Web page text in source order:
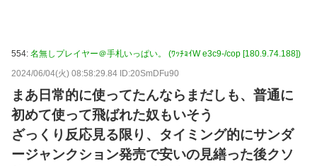
554: 名無しプレイヤー＠手札いっぱい。 (ﾜｯﾁｮｲW e3c9-/cop [180.9.74.188])
2024/06/04(火) 08:58:29.84 ID:20SmDFu90
まあ日常的に使ってたんならまだしも、普通に
初めて使って飛ばれた奴もいそう
ざっくり反応見る限り、タイミング的にサンダ
ージャンクション発売で安いの見繕った後クソ